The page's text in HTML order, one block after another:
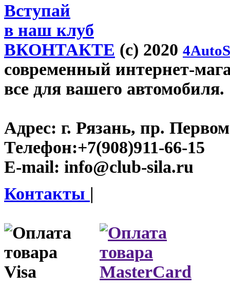
Вступай
в наш клуб
ВКОНТАКТЕ (c) 2020
современный интернет-
все для вашего автомобиля.
Адрес: г. Рязань, пр.
Телефон:+7(908)911-66-15
E-mail: info@club-sila.ru
Контакты |